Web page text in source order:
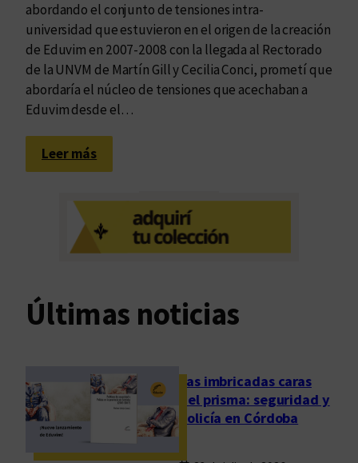
abordando el conjunto de tensiones intra-
universidad que estuvieron en el origen de la creación
de Eduvim en 2007-2008 con la llegada al Rectorado
de la UNVM de Martín Gill y Cecilia Conci, prometí que
abordaría el núcleo de tensiones que acechaban a
Eduvim desde el…
Leer más:
D
d
e
i
e
Últimas noticias
Las imbricadas caras
del prisma: seguridad y
policía en Córdoba